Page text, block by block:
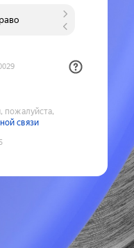
пожалуйста,
связи